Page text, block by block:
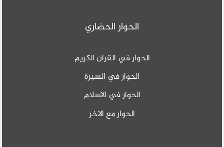
الحوار الحضاري
الحوار في القران الكريم
الحوار في السيرة
الحوار في الاسلام
الحوار مع الاخر